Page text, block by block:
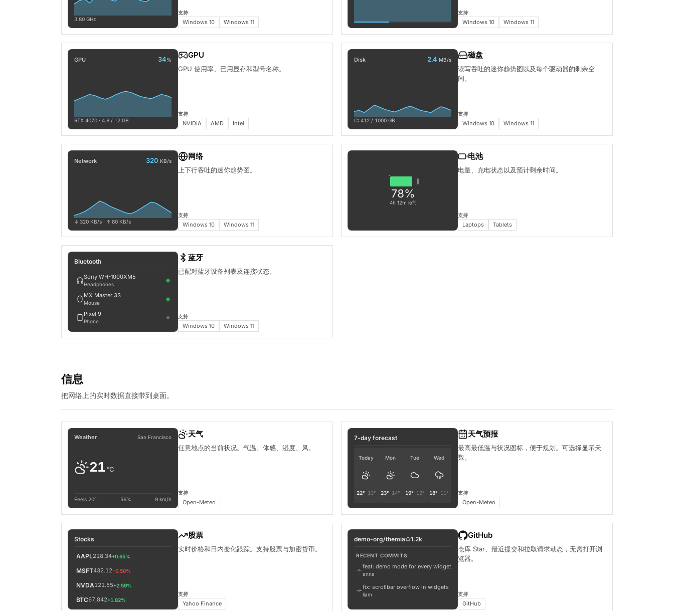
3.80 GHz
支持
Windows 10 Windows 11
支持
Windows 10 Windows 11
GPU 34%
RTX 4070 · 4.8 / 12 GB
GPU
GPU 使用率、已用显存和型号名称。
支持
NVIDIA AMD Intel
Disk 2.4 MB/s
C: 412 / 1000 GB
磁盘
读写吞吐的迷你趋势图以及每个驱动器的剩余空
间。
支持
Windows 10 Windows 11
Network 320 KB/s
↓ 320 KB/s · ↑ 80 KB/s
网络
上下行吞吐的迷你趋势图。
支持
Windows 10 Windows 11
78%
4h 12m left
电池
电量、充电状态以及预计剩余时间。
支持
Laptops Tablets
Bluetooth
Sony WH-1000XM5
Headphones
MX Master 3S
Mouse
Pixel 9
Phone
蓝牙
已配对蓝牙设备列表及连接状态。
支持
Windows 10 Windows 11
信息
把网络上的实时数据直接带到桌面。
Weather San Francisco
21 °C
Feels 20° 56% 9 km/h
天气
任意地点的当前状况。气温、体感、湿度、风。
支持
Open-Meteo
7-day forecast
Today
22° 13°
Mon
23° 14°
Tue
19° 12°
Wed
18° 11°
天气预报
最高最低温与状况图标，便于规划。可选择显示天
数。
支持
Open-Meteo
Stocks
AAPL218.34+0.65%
MSFT432.12-0.50%
NVDA121.55+2.59%
BTC67,842+1.82%
股票
实时价格和日内变化跟踪。支持股票与加密货币。
支持
Yahoo Finance
demo-org/themia 1.2k
RECENT COMMITS
feat: demo mode for every widget
anna
fix: scrollbar overflow in widgets
liam
GitHub
仓库 Star、最近提交和拉取请求动态，无需打开浏
览器。
支持
GitHub